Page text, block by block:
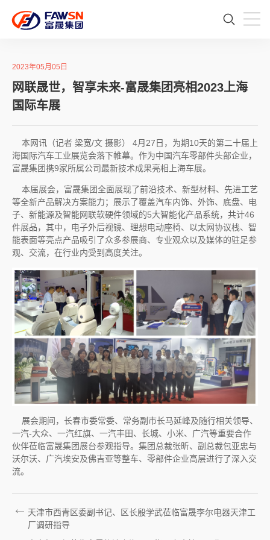
2023年05月05日
网联晟世，智享未来-富晟集团亮相2023上海
国际车展
本网讯（记者 梁宽/文 摄影） 4月27日，为期10天的第二十届上
海国际汽车工业展览会落下帷幕。作为中国汽车零部件头部企业，
富晟集团携9家所属公司最新技术成果亮相上海车展。
本届展会，富晟集团全面展现了前沿技术、新型材料、先进工艺
等全新产品解决方案能力；展示了覆盖汽车内饰、外饰、底盘、电
子、新能源及智能网联软硬件领域的5大智能化产品系统，共计46
件展品，其中，电子外后视镜、理想电动座椅、以太网协议栈、智
能表面等亮点产品吸引了众多参展商、专业观众以及媒体的驻足参
观、交流，在行业内受到高度关注。
展会期间，长春市委常委、常务副市长马延峰及随行相关领导、
一汽-大众、一汽红旗、一汽丰田、长城、小米、广汽等重要合作
伙伴莅临富晟集团展台参观指导。集团总裁张昕、副总裁包亚忠与
沃尔沃、广汽埃安及佛吉亚等整车、零部件企业高层进行了深入交
流。
天津市西青区委副书记、区长殷学武莅临富晟李尔电器天津工
厂调研指导